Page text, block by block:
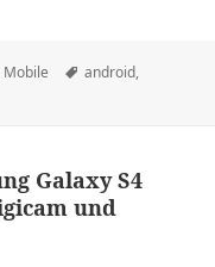
Mobile Schlagwörter
android,
Galaxy S4
und